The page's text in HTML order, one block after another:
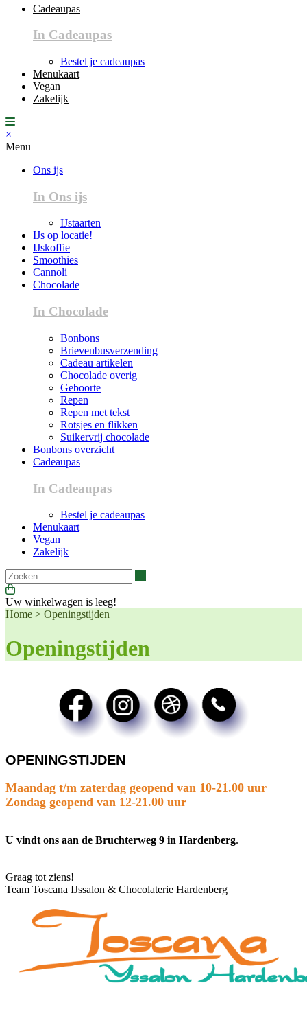
Cadeaupas
In Cadeaupas
Bestel je cadeaupas
Menukaart
Vegan
Zakelijk
×
Menu
Ons ijs
In Ons ijs
IJstaarten
IJs op locatie!
IJskoffie
Smoothies
Cannoli
Chocolade
In Chocolade
Bonbons
Brievenbusverzending
Cadeau artikelen
Chocolade overig
Geboorte
Repen
Repen met tekst
Rotsjes en flikken
Suikervrij chocolade
Bonbons overzicht
Cadeaupas
In Cadeaupas
Bestel je cadeaupas
Menukaart
Vegan
Zakelijk
Uw winkelwagen is leeg!
Home > Openingstijden
Openingstijden
OPENINGSTIJDEN
Maandag t/m zaterdag geopend van 10-21.00 uur
Zondag geopend van 12-21.00 uur
U vindt ons aan de Bruchterweg 9 in Hardenberg.
Graag tot ziens!
Team Toscana IJssalon & Chocolaterie Hardenberg